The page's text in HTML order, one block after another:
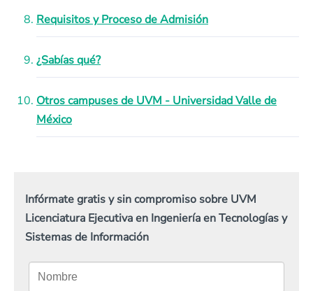
Requisitos y Proceso de Admisión
¿Sabías qué?
Otros campuses de UVM - Universidad Valle de
México
Infórmate gratis y sin compromiso sobre UVM
Licenciatura Ejecutiva en Ingeniería en Tecnologías y
Sistemas de Información